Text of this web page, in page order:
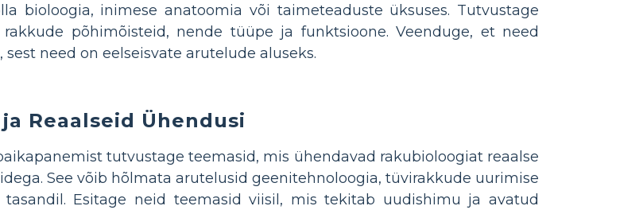
bioloogia, inimese anatoomia või taimeteaduste üksuses. Tutvustage
rakkude põhimõisteid, nende tüüpe ja funktsioone. Veenduge, et need
need on eelseisvate arutelude aluseks.
Reaalseid Ühendusi
tutvustage teemasid, mis ühendavad rakubioloogiat reaalse
See võib hõlmata arutelusid geenitehnoloogia, tüvirakkude uurimise
Esitage neid teemasid viisil, mis tekitab uudishimu ja avatud